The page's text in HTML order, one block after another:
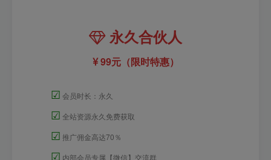
永久合伙人
99元（限时特惠）
☑ 会员时长：永久
☑ 全站资源永久免费获取
☑ 推广佣金高达70％
☑ 内部会员专属【微信】交流群